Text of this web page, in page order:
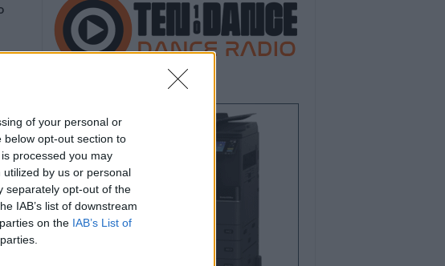
of your personal or
opt-out section to
processed you may
by us or personal
separately opt-out of the
IAB’s list of downstream
on the IAB’s List of